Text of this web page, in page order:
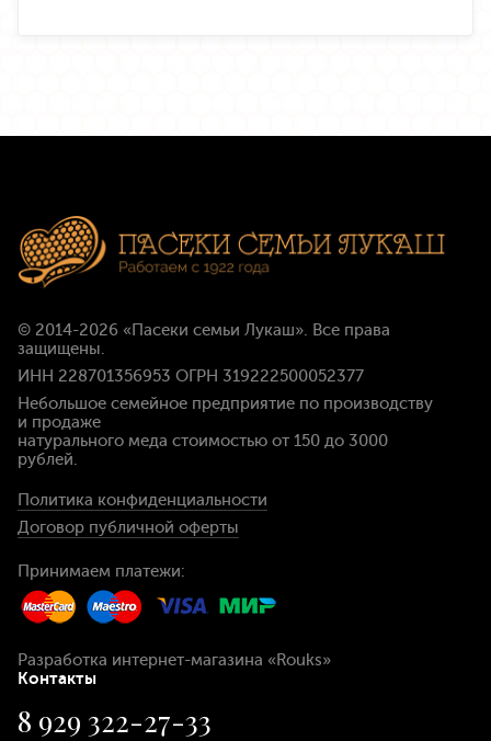
© 2014-2026 «Пасеки семьи Лукаш». Все права
защищены.
ИНН 228701356953 ОГРН 319222500052377
Небольшое семейное предприятие по производству
и продаже
натурального меда стоимостью от 150 до 3000
рублей.
Политика конфиденциальности
Договор публичной оферты
Принимаем платежи:
Разработка интернет-магазина «Rouks»
Контакты
8 929 322-27-33